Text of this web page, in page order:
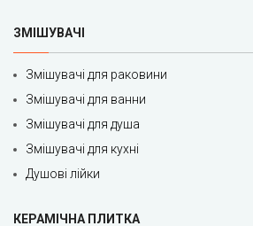
ЗМІШУВАЧІ
Змішувачі для раковини
Змішувачі для ванни
Змішувачі для душа
Змішувачі для кухні
Душові лійки
КЕРАМІЧНА ПЛИТКА